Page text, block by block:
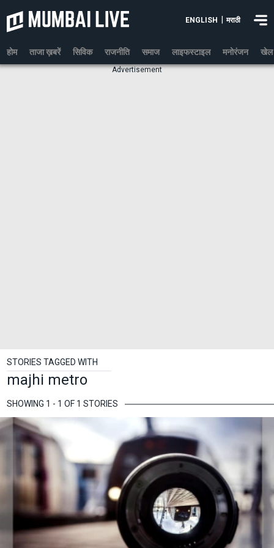
ENGLISH मराठी
होम ताजा ख़बरें सिविक राजनीति समाज लाइफस्टाइल मनोरंजन खेल
Advertisement
STORIES TAGGED WITH
majhi metro
SHOWING 1 - 1 OF 1 STORIES